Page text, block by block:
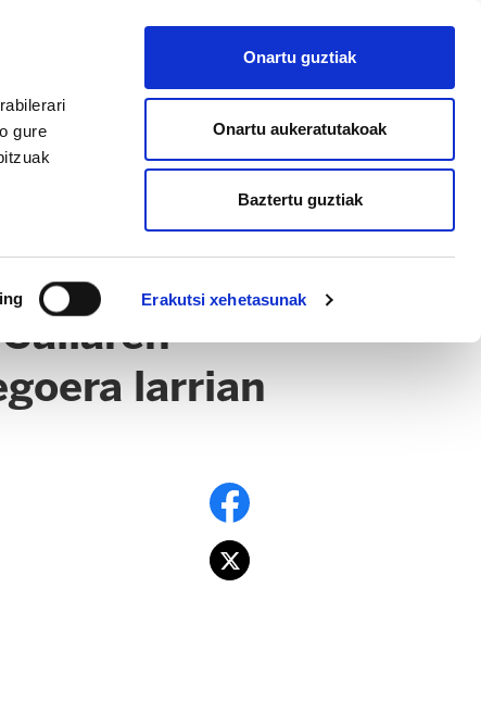
gure
Erakutsi xehetasunak
Onartu guztiak
Onartu aukeratutakoak
Baztertu guztiak
AFILIATU
larrian